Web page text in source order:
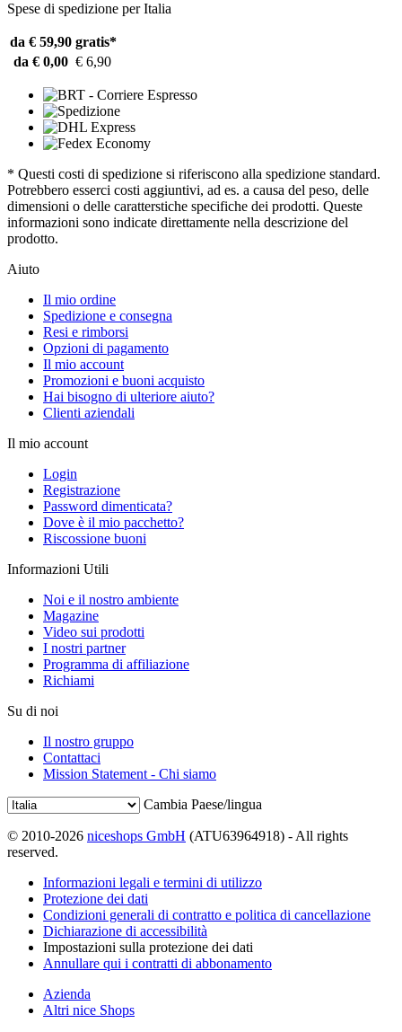
Spese di spedizione per Italia
da € 59,90 gratis*
da € 0,00 € 6,90
* Questi costi di spedizione si riferiscono alla spedizione standard.
Potrebbero esserci costi aggiuntivi, ad es. a causa del peso, delle
dimensioni o delle caratterstiche specifiche dei prodotti. Queste
informazioni sono indicate direttamente nella descrizione del
prodotto.
Aiuto
Il mio ordine
Spedizione e consegna
Resi e rimborsi
Opzioni di pagamento
Il mio account
Promozioni e buoni acquisto
Hai bisogno di ulteriore aiuto?
Clienti aziendali
Il mio account
Login
Registrazione
Password dimenticata?
Dove è il mio pacchetto?
Riscossione buoni
Informazioni Utili
Noi e il nostro ambiente
Magazine
Video sui prodotti
I nostri partner
Programma di affiliazione
Richiami
Su di noi
Il nostro gruppo
Contattaci
Mission Statement - Chi siamo
Cambia Paese/lingua
© 2010-2026 niceshops GmbH (ATU63964918) - All rights
reserved.
Informazioni legali e termini di utilizzo
Protezione dei dati
Condizioni generali di contratto e politica di cancellazione
Dichiarazione di accessibilità
Impostazioni sulla protezione dei dati
Annullare qui i contratti di abbonamento
Azienda
Altri nice Shops